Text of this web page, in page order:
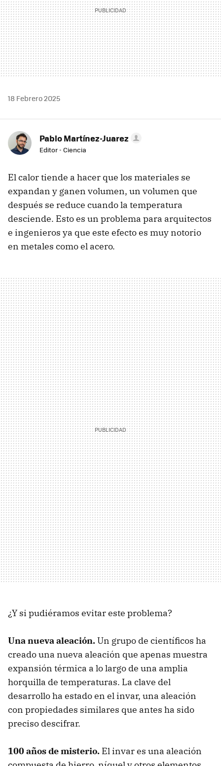
18 Febrero 2025
Pablo Martínez-Juarez
Editor - Ciencia
El calor tiende a hacer que los materiales se
expandan y ganen volumen, un volumen que
después se reduce cuando la temperatura
desciende. Esto es un problema para arquitectos
e ingenieros ya que este efecto es muy notorio
en metales como el acero.
¿Y si pudiéramos evitar este problema?
Una nueva aleación.Un grupo de científicos ha
creado una nueva aleación que apenas muestra
expansión térmica a lo largo de una amplia
horquilla de temperaturas. La clave del
desarrollo ha estado en el invar, una aleación
con propiedades similares que antes ha sido
preciso descifrar.
100 años de misterio. El invar es una aleación